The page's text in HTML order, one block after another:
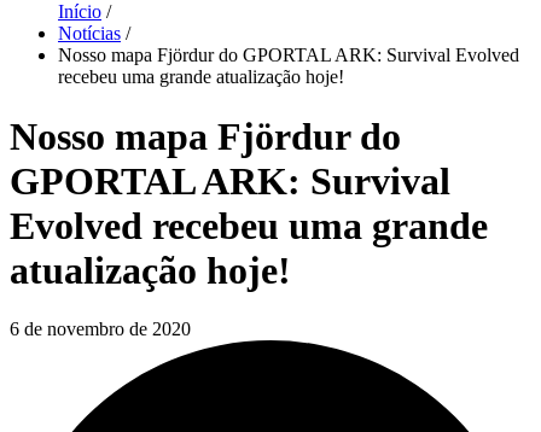
Início /
Notícias /
Nosso mapa Fjördur do GPORTAL ARK: Survival Evolved
recebeu uma grande atualização hoje!
Nosso mapa Fjördur do
GPORTAL ARK: Survival
Evolved recebeu uma grande
atualização hoje!
6 de novembro de 2020